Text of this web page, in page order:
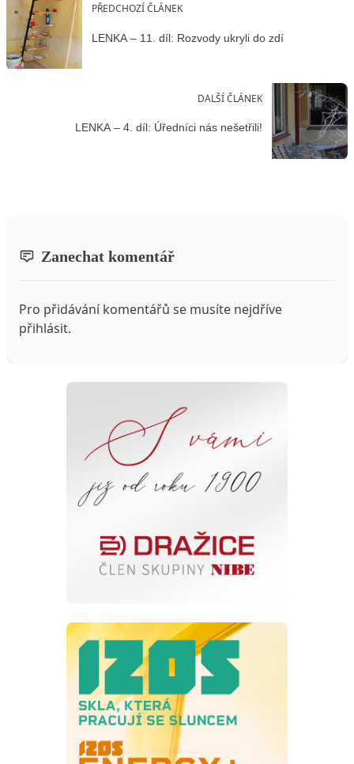
PŘEDCHOZÍ ČLÁNEK
LENKA – 11. díl: Rozvody ukryli do zdí
DALŠÍ ČLÁNEK
LENKA – 4. díl: Úředníci nás nešetřili!
Zanechat komentář
Pro přidávání komentářů se musíte nejdříve
přihlásit.